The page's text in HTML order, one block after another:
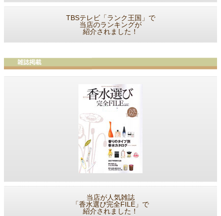
TBSテレビ「ランク王国」で
当店のランキングが
紹介されました！
当店が人気雑誌
「香水選び完全FILE」で
紹介されました！